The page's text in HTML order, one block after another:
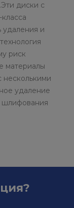
диски с
удаления и
риск
материалы
несколькими
удаление
шлифования